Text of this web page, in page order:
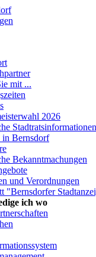
mit ...
2026
Stadtratsinformationen
in Bernsdorf
Bekanntmachungen
und Verordnungen
"Bernsdorfer
ich wo